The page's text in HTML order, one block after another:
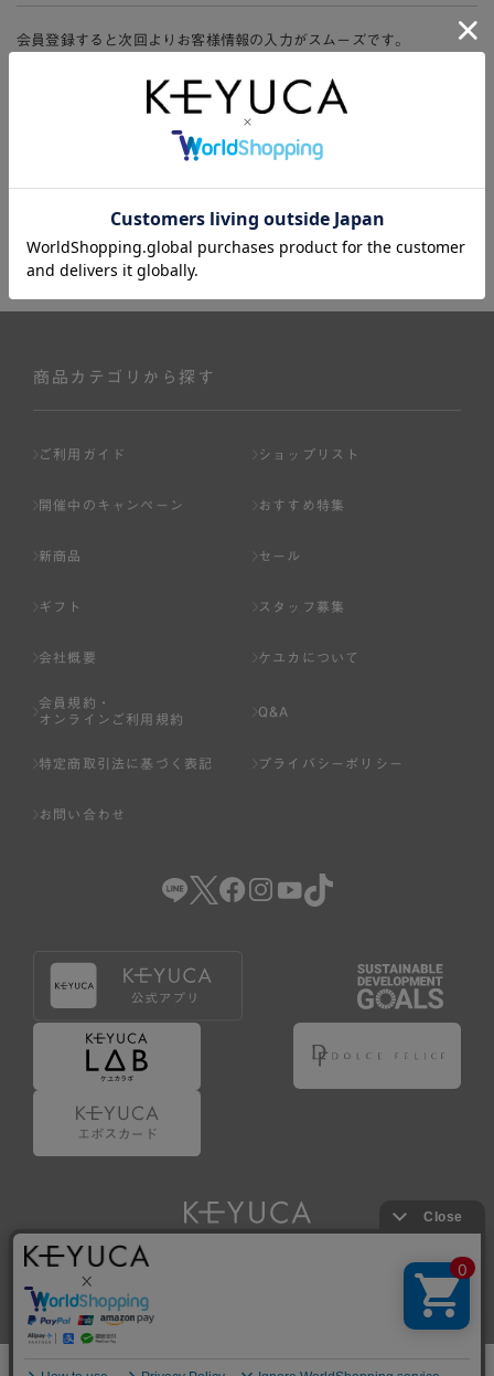
会員登録すると次回よりお客様情報の入力がスムーズです。
ージ、購入履歴をご利用いただけます。
商品カテゴリから探す
ご利用ガイド ショップリスト
開催中のキャンペーン おすすめ特集
新商品 セール
ギフト スタッフ募集
会社概要 ケユカについて
会員規約・
オンラインご利用規約
Q&A
特定商取引法に基づく表記 プライバシーポリシー
お問い合わせ
Copyright © KAWAJUN Co., Ltd. All Rights Reserved.